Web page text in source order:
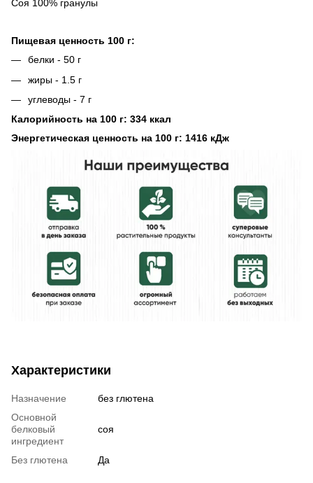
Соя 100% гранулы
Пищевая ценность 100 г:
белки - 50 г
жиры - 1.5 г
углеводы - 7 г
Калорийность на 100 г: 334 ккал
Энергетическая ценность на 100 г: 1416 кДж
Характеристики
Назначение
без глютена
Основной
белковый
ингредиент
соя
Без глютена Да